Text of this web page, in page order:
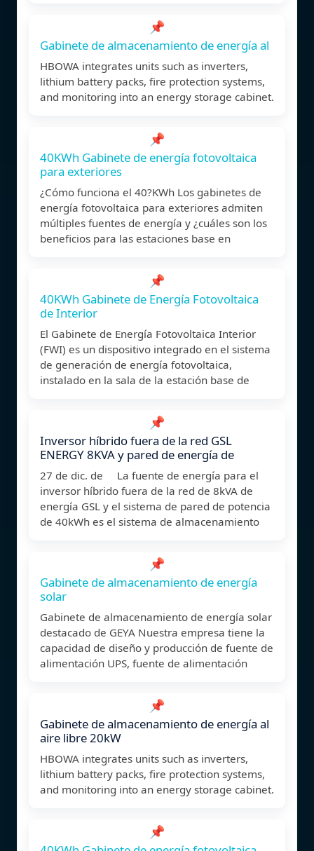
📌
Gabinete de almacenamiento de energía al
HBOWA integrates units such as inverters,
lithium battery packs, fire protection systems,
and monitoring into an energy storage cabinet.
📌
40KWh Gabinete de energía fotovoltaica
para exteriores
¿Cómo funciona el 40?KWh Los gabinetes de
energía fotovoltaica para exteriores admiten
múltiples fuentes de energía y ¿cuáles son los
beneficios para las estaciones base en
📌
40KWh Gabinete de Energía Fotovoltaica
de Interior
El Gabinete de Energía Fotovoltaica Interior
(FWI) es un dispositivo integrado en el sistema
de generación de energía fotovoltaica,
instalado en la sala de la estación base de
📌
Inversor híbrido fuera de la red GSL
ENERGY 8KVA y pared de energía de
27 de dic. de La fuente de energía para el
inversor híbrido fuera de la red de 8kVA de
energía GSL y el sistema de pared de potencia
de 40kWh es el sistema de almacenamiento
📌
Gabinete de almacenamiento de energía
solar
Gabinete de almacenamiento de energía solar
destacado de GEYA Nuestra empresa tiene la
capacidad de diseño y producción de fuente de
alimentación UPS, fuente de alimentación
📌
Gabinete de almacenamiento de energía al
aire libre 20kW
HBOWA integrates units such as inverters,
lithium battery packs, fire protection systems,
and monitoring into an energy storage cabinet.
📌